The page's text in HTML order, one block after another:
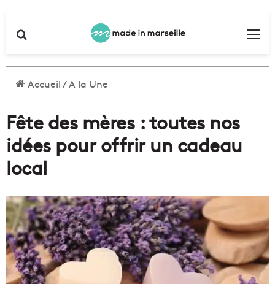
Accueil/A la Une
Fête des mères : toutes nos
idées pour offrir un cadeau
local